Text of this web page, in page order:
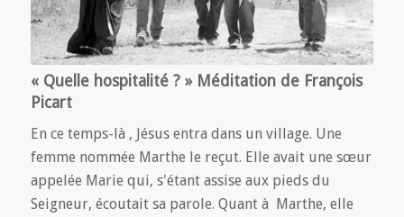
« Quelle hospitalité ? » Méditation de François
Picart
En ce temps-là , Jésus entra dans un village. Une
femme nommée Marthe le reçut. Elle avait une sœur
appelée Marie qui, s'étant assise aux pieds du
Seigneur, écoutait sa parole. Quant à Marthe, elle